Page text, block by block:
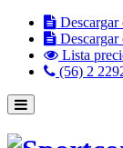
Descargar
Descargar
Lista
(56) 2